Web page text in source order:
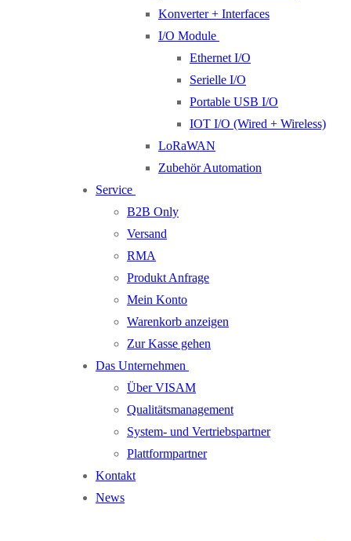
Konverter + Interfaces
I/O Module
Ethernet I/O
Serielle I/O
Portable USB I/O
IOT I/O (Wired + Wireless)
LoRaWAN
Zubehör Automation
Service
B2B Only
Versand
RMA
Produkt Anfrage
Mein Konto
Warenkorb anzeigen
Zur Kasse gehen
Das Unternehmen
Über VISAM
Qualitätsmanagement
System- und Vertriebspartner
Plattformpartner
Kontakt
News